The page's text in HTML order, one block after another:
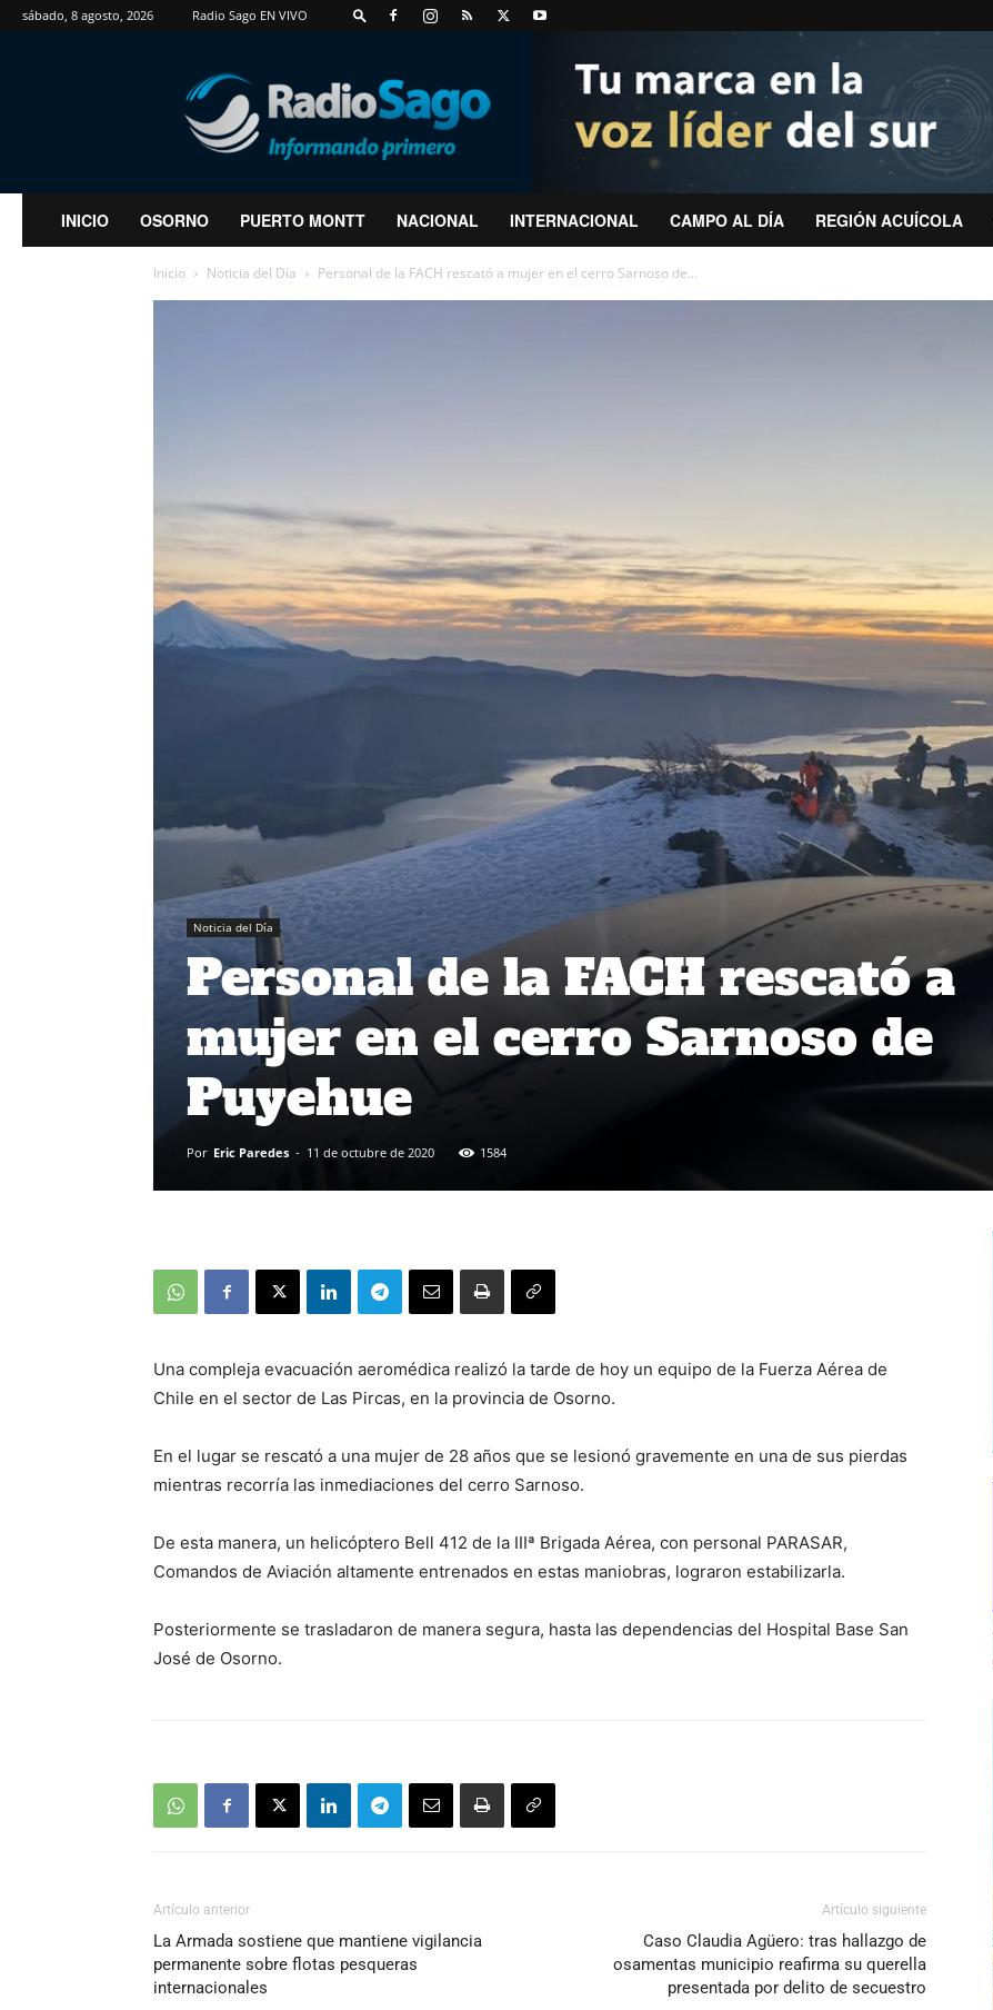
sábado, 8 agosto, 2026 Radio Sago EN VIVO
RadioSago
INICIO OSORNO PUERTO MONTT NACIONAL INTERNACIONAL CAMPO AL DÍA REGIÓN ACUÍCOLA
Inicio Noticia del Día Personal de la FACH rescató a mujer en el cerro Sarnoso de...
Noticia del Día
Personal de la FACH rescató a
mujer en el cerro Sarnoso de
Puyehue
Por Eric Paredes - 11 de octubre de 2020 1584
Una compleja evacuación aeromédica realizó la tarde de hoy un equipo de la Fuerza Aérea de
Chile en el sector de Las Pircas, en la provincia de Osorno.
En el lugar se rescató a una mujer de 28 años que se lesionó gravemente en una de sus pierdas
mientras recorría las inmediaciones del cerro Sarnoso.
De esta manera, un helicóptero Bell 412 de la IIIª Brigada Aérea, con personal PARASAR,
Comandos de Aviación altamente entrenados en estas maniobras, lograron estabilizarla.
Posteriormente se trasladaron de manera segura, hasta las dependencias del Hospital Base San
José de Osorno.
Artículo anterior
La Armada sostiene que mantiene vigilancia
permanente sobre flotas pesqueras
internacionales
Artículo siguiente
Caso Claudia Agüero: tras hallazgo de
osamentas municipio reafirma su querella
presentada por delito de secuestro